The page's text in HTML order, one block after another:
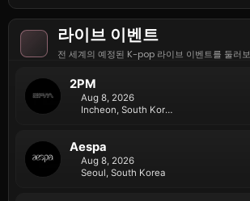
라이브 이벤트
전 세계의 예정된 K-pop 라이브 이벤트를 둘러
2PM
Aug 8, 2026
Incheon, South Korea
Aespa
Aug 8, 2026
Seoul, South Korea